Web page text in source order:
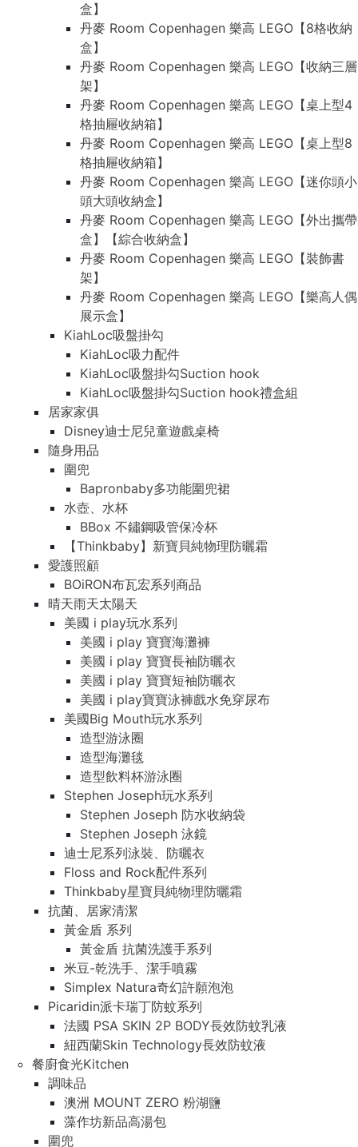
盒】
丹麥 Room Copenhagen 樂高 LEGO【8格收納
盒】
丹麥 Room Copenhagen 樂高 LEGO【收納三層
架】
丹麥 Room Copenhagen 樂高 LEGO【桌上型4
格抽屜收納箱】
丹麥 Room Copenhagen 樂高 LEGO【桌上型8
格抽屜收納箱】
丹麥 Room Copenhagen 樂高 LEGO【迷你頭小
頭大頭收納盒】
丹麥 Room Copenhagen 樂高 LEGO【外出攜帶
盒】【綜合收納盒】
丹麥 Room Copenhagen 樂高 LEGO【裝飾書
架】
丹麥 Room Copenhagen 樂高 LEGO【樂高人偶
展示盒】
KiahLoc吸盤掛勾
KiahLoc吸力配件
KiahLoc吸盤掛勾Suction hook
KiahLoc吸盤掛勾Suction hook禮盒組
居家家俱
Disney迪士尼兒童遊戲桌椅
隨身用品
圍兜
Bapronbaby多功能圍兜裙
水壺、水杯
BBox 不鏽鋼吸管保冷杯
【Thinkbaby】新寶貝純物理防曬霜
愛護照顧
BOiRON布瓦宏系列商品
晴天雨天太陽天
美國 i play玩水系列
美國 i play 寶寶海灘褲
美國 i play 寶寶長袖防曬衣
美國 i play 寶寶短袖防曬衣
美國 i play寶寶泳褲戲水免穿尿布
美國Big Mouth玩水系列
造型游泳圈
造型海灘毯
造型飲料杯游泳圈
Stephen Joseph玩水系列
Stephen Joseph 防水收納袋
Stephen Joseph 泳鏡
迪士尼系列泳裝、防曬衣
Floss and Rock配件系列
Thinkbaby星寶貝純物理防曬霜
抗菌、居家清潔
黃金盾 系列
黃金盾 抗菌洗護手系列
米豆-乾洗手、潔手噴霧
Simplex Natura奇幻許願泡泡
Picaridin派卡瑞丁防蚊系列
法國 PSA SKIN 2P BODY長效防蚊乳液
紐西蘭Skin Technology長效防蚊液
餐廚食光Kitchen
調味品
澳洲 MOUNT ZERO 粉湖鹽
藻作坊新品高湯包
圍兜